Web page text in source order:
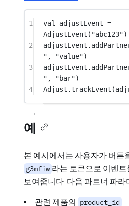
1 val adjustEvent =
AdjustEvent ( "abc123")
2
adjustEvent.
" , "value")
3
adjustEvent.
" , "bar")
4
Adjust.trackEvent
예
본 예시에서는 사용자가 버튼
g3mfiw 라는 토큰으로 이벤
보여줍니다. 다음 파트너 파라
관련 제품의 product_id